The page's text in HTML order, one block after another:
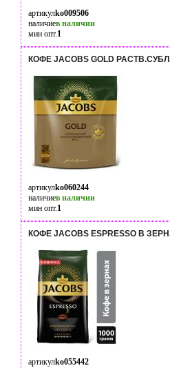
артикулko009506
наличиев наличии
мин опт.1
КОФЕ JACOBS GOLD
артикулko060244
наличиев наличии
мин опт.1
КОФЕ JACOBS ESPRESSO В
артикулko055442